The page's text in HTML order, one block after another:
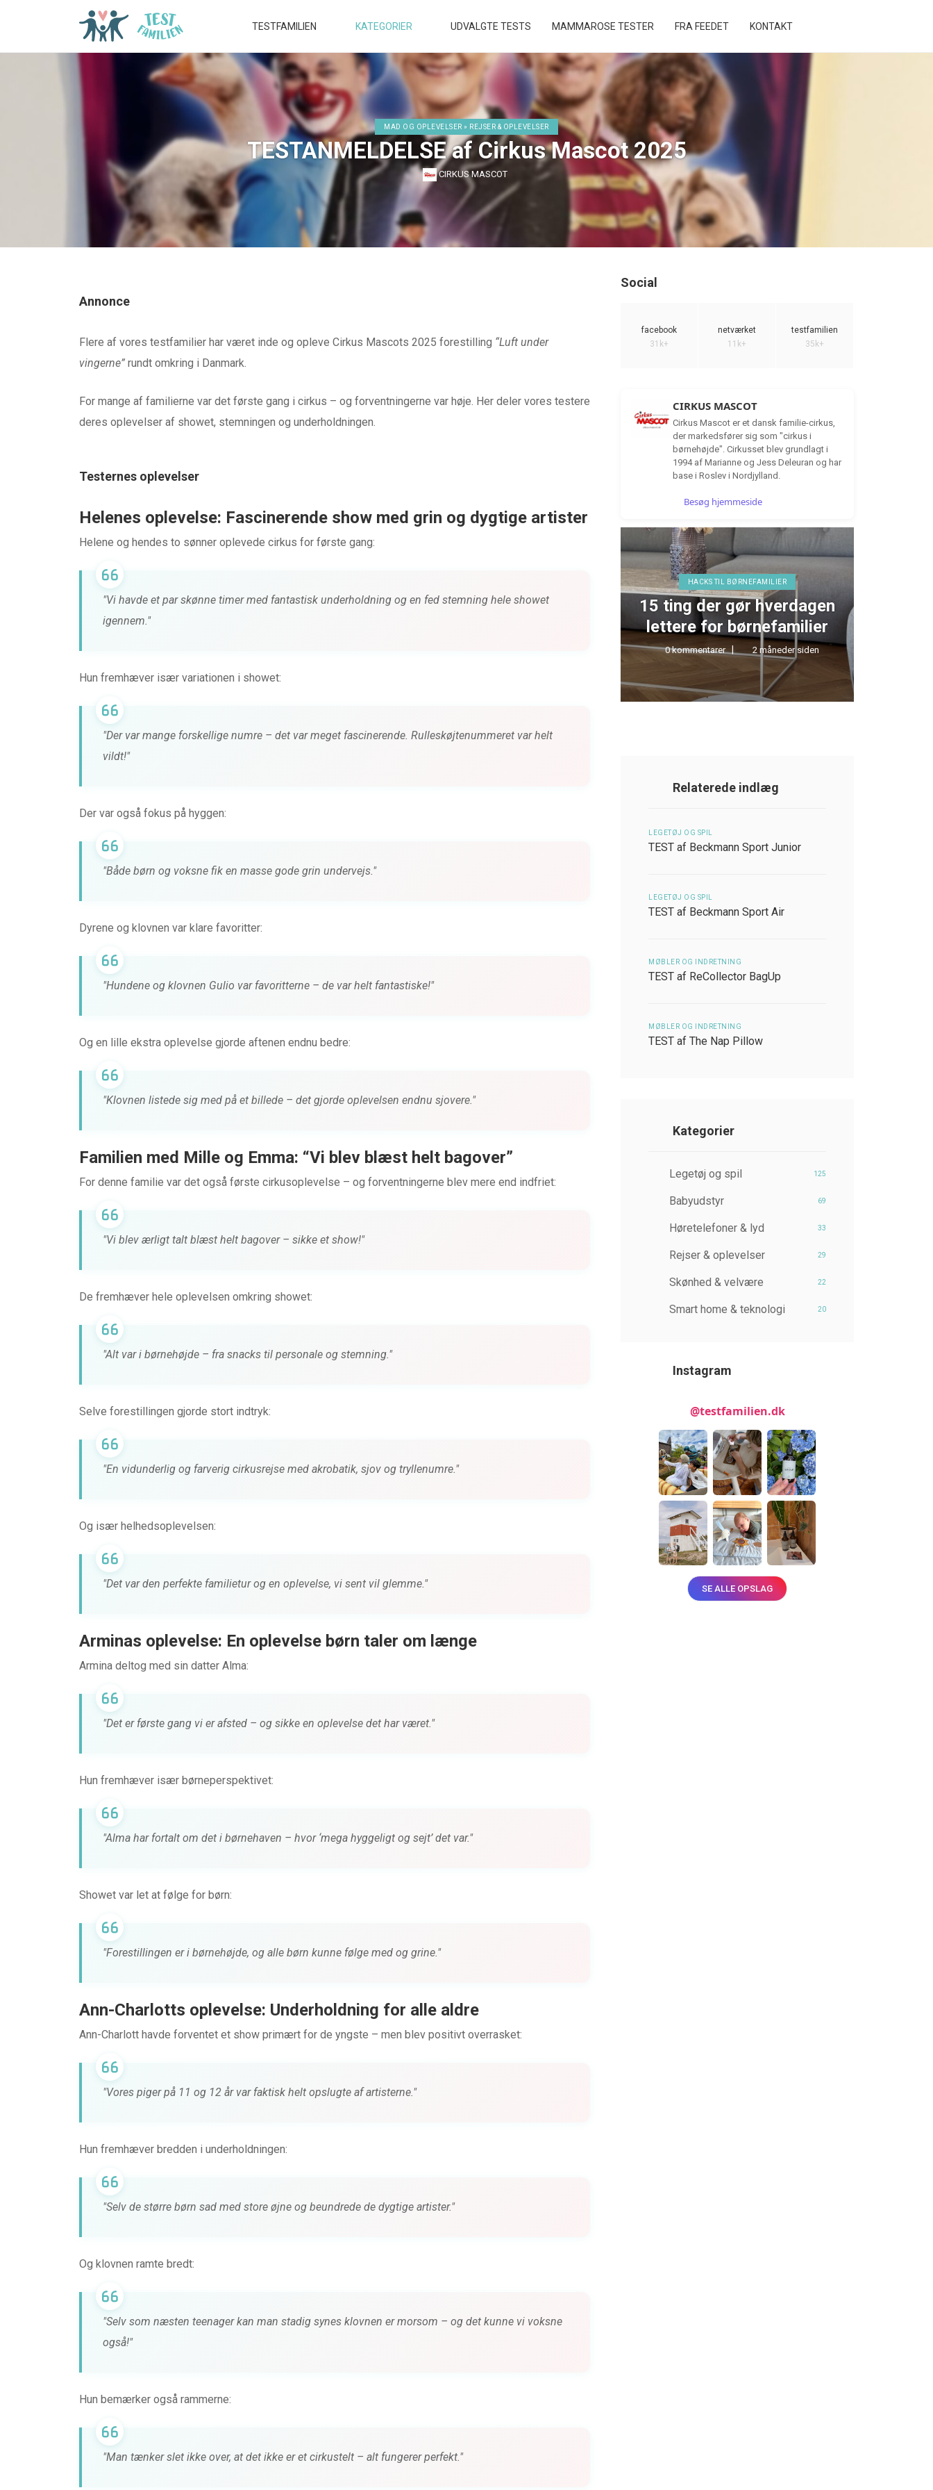
TESTFAMILIEN KATEGORIER UDVALGTE TESTS MAMMAROSE TESTER FRA FEEDET KONTAKT
MAD OG OPLEVELSER » REJSER & OPLEVELSER
TESTANMELDELSE af Cirkus Mascot 2025
CIRKUS MASCOT
Annonce
Flere af vores testfamilier har været inde og opleve Cirkus Mascots 2025 forestilling “Luft under
vingerne” rundt omkring i Danmark.
For mange af familierne var det første gang i cirkus – og forventningerne var høje. Her deler vores testere
deres oplevelser af showet, stemningen og underholdningen.
Testernes oplevelser
Helenes oplevelse: Fascinerende show med grin og dygtige artister
Helene og hendes to sønner oplevede cirkus for første gang:
"Vi havde et par skønne timer med fantastisk underholdning og en fed stemning hele showet
igennem."
Hun fremhæver især variationen i showet:
"Der var mange forskellige numre – det var meget fascinerende. Rulleskøjtenummeret var helt
vildt!"
Der var også fokus på hyggen:
"Både børn og voksne fik en masse gode grin undervejs."
Dyrene og klovnen var klare favoritter:
"Hundene og klovnen Gulio var favoritterne – de var helt fantastiske!"
Og en lille ekstra oplevelse gjorde aftenen endnu bedre:
"Klovnen listede sig med på et billede – det gjorde oplevelsen endnu sjovere."
Familien med Mille og Emma: “Vi blev blæst helt bagover”
For denne familie var det også første cirkusoplevelse – og forventningerne blev mere end indfriet:
"Vi blev ærligt talt blæst helt bagover – sikke et show!"
De fremhæver hele oplevelsen omkring showet:
"Alt var i børnehøjde – fra snacks til personale og stemning."
Selve forestillingen gjorde stort indtryk:
"En vidunderlig og farverig cirkusrejse med akrobatik, sjov og tryllenumre."
Og især helhedsoplevelsen:
"Det var den perfekte familietur og en oplevelse, vi sent vil glemme."
Arminas oplevelse: En oplevelse børn taler om længe
Armina deltog med sin datter Alma:
"Det er første gang vi er afsted – og sikke en oplevelse det har været."
Hun fremhæver især børneperspektivet:
"Alma har fortalt om det i børnehaven – hvor ‘mega hyggeligt og sejt’ det var."
Showet var let at følge for børn:
"Forestillingen er i børnehøjde, og alle børn kunne følge med og grine."
Ann-Charlotts oplevelse: Underholdning for alle aldre
Ann-Charlott havde forventet et show primært for de yngste – men blev positivt overrasket:
"Vores piger på 11 og 12 år var faktisk helt opslugte af artisterne."
Hun fremhæver bredden i underholdningen:
"Selv de større børn sad med store øjne og beundrede de dygtige artister."
Og klovnen ramte bredt:
"Selv som næsten teenager kan man stadig synes klovnen er morsom – og det kunne vi voksne
også!"
Hun bemærker også rammerne:
"Man tænker slet ikke over, at det ikke er et cirkustelt – alt fungerer perfekt."
Social
facebook
31k+
netværket
11k+
testfamilien
35k+
CIRKUS MASCOT
Cirkus Mascot er et dansk familie-cirkus,
der markedsfører sig som "cirkus i
børnehøjde". Cirkusset blev grundlagt i
1994 af Marianne og Jess Deleuran og har
base i Roslev i Nordjylland.
Besøg hjemmeside
TEST af MiiSOUND
TEST af Baby Jogger City
HACKS TIL BØRNEFAMILIER
15 ting der gør hverdagen
lettere for børnefamilier
0 kommentarer 2 måneder siden
Relaterede indlæg
LEGETØJ OG SPIL
TEST af Beckmann Sport Junior
LEGETØJ OG SPIL
TEST af Beckmann Sport Air
MØBLER OG INDRETNING
TEST af ReCollector BagUp
MØBLER OG INDRETNING
TEST af The Nap Pillow
Kategorier
Legetøj og spil 125
Babyudstyr 69
Høretelefoner & lyd 33
Rejser & oplevelser 29
Skønhed & velvære 22
Smart home & teknologi 20
Instagram
@testfamilien.dk
SE ALLE OPSLAG